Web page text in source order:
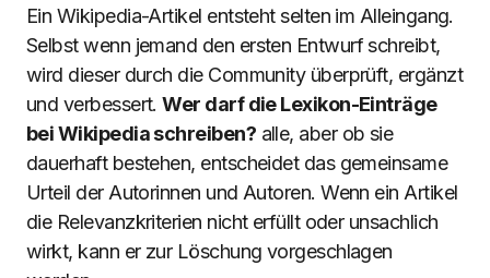
Ein Wikipedia-Artikel entsteht selten im Alleingang.
Selbst wenn jemand den ersten Entwurf schreibt,
wird dieser durch die Community überprüft, ergänzt
und verbessert.Wer darf die Lexikon-Einträge
bei Wikipedia schreiben? alle, aber ob sie
dauerhaft bestehen, entscheidet das gemeinsame
Urteil der Autorinnen und Autoren. Wenn ein Artikel
die Relevanzkriterien nicht erfüllt oder unsachlich
wirkt, kann er zur Löschung vorgeschlagen